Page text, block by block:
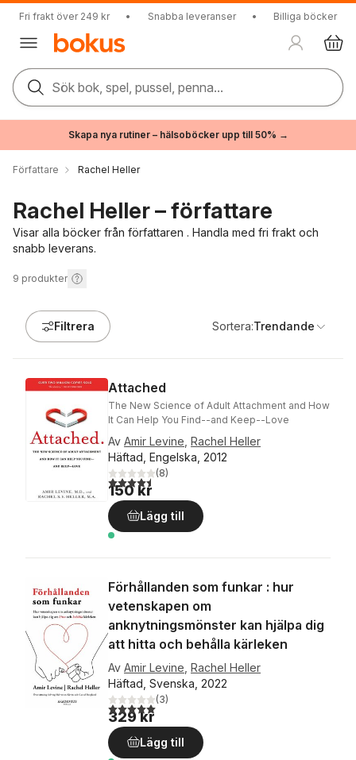
Fri frakt över 249 kr • Snabba leveranser • Billiga böcker
Sök bok, spel, pussel, penna...
Skapa nya rutiner – hälsoböcker upp till 50% →
Författare Rachel Heller
Rachel Heller – författare
Visar alla böcker från författaren . Handla med fri frakt och
snabb leverans.
9 produkter
Filtrera Sortera:Trendande
Attached
The New Science of Adult Attachment and How
It Can Help You Find--and Keep--Love
Av Amir Levine Rachel Heller
Häftad, Engelska, 2012
4,5utav 5 stjärnor. Totalt antal röster:
(8)
150 kr
Lägg till
Förhållanden som funkar : hur
vetenskapen om
anknytningsmönster kan hjälpa dig
att hitta och behålla kärleken
Av Amir Levine Rachel Heller
Häftad, Svenska, 2022
5,0utav 5 stjärnor. Totalt antal röster:
(3)
329 kr
Lägg till